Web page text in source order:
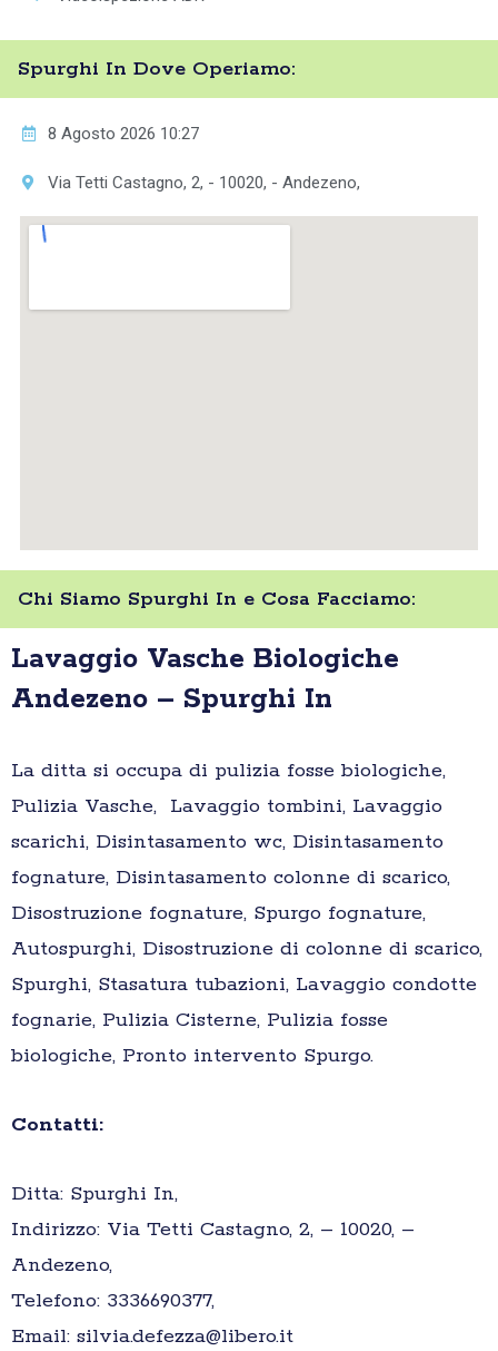
Spurghi In Dove Operiamo:
8 Agosto 2026 10:27
Via Tetti Castagno, 2, - 10020, - Andezeno,
Chi Siamo Spurghi In e Cosa Facciamo:
Lavaggio Vasche Biologiche
Andezeno – Spurghi In
La ditta si occupa di pulizia fosse biologiche,
Pulizia Vasche, Lavaggio tombini, Lavaggio
scarichi, Disintasamento wc, Disintasamento
fognature, Disintasamento colonne di scarico,
Disostruzione fognature, Spurgo fognature,
Autospurghi, Disostruzione di colonne di scarico,
Spurghi, Stasatura tubazioni, Lavaggio condotte
fognarie, Pulizia Cisterne, Pulizia fosse
biologiche, Pronto intervento Spurgo.
Contatti:
Ditta: Spurghi In,
Indirizzo: Via Tetti Castagno, 2, – 10020, –
Andezeno,
Telefono: 3336690377,
Email: silvia.defezza@libero.it